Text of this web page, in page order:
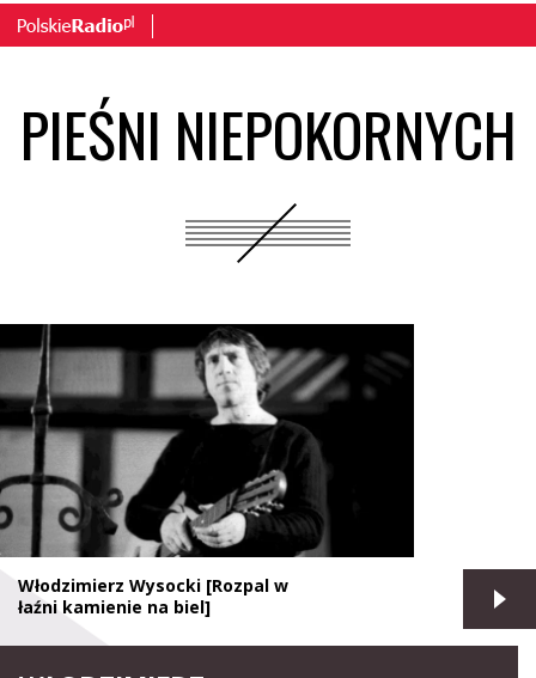
PIEŚNI NIEPOKORNYCH
Włodzimierz Wysocki [Rozpal w
łaźni kamienie na biel]